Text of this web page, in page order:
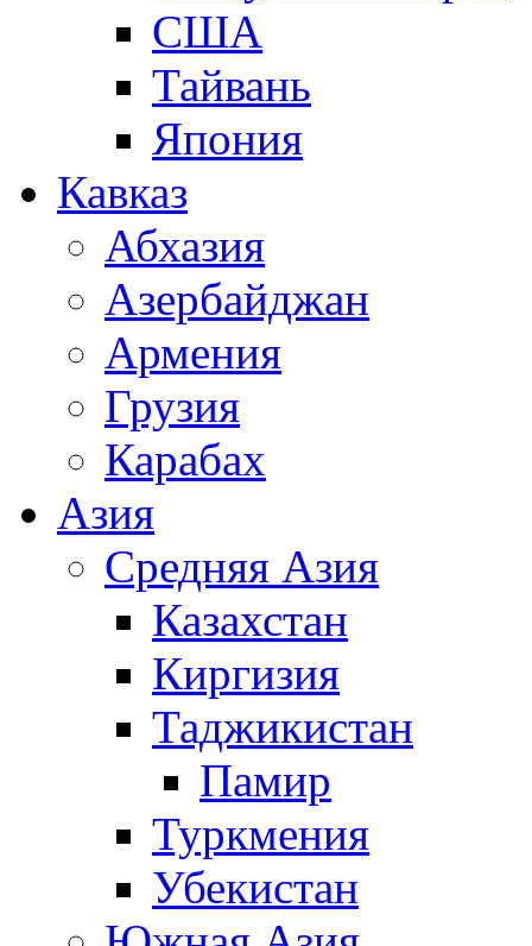
США
Тайвань
Япония
Кавказ
Абхазия
Азербайджан
Армения
Грузия
Карабах
Азия
Средняя Азия
Казахстан
Киргизия
Таджикистан
Памир
Туркмения
Убекистан